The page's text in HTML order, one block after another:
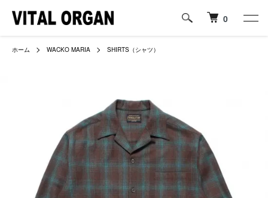
0
ホーム WACKO MARIA SHIRTS（シャツ）